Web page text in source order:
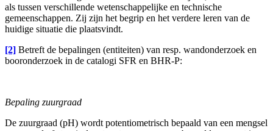
als tussen verschillende wetenschappelijke en technische
gemeenschappen. Zij zijn het begrip en het verdere leren van de
huidige situatie die plaatsvindt.
[2] Betreft de bepalingen (entiteiten) van resp. wandonderzoek en
booronderzoek in de catalogi SFR en BHR-P:
Bepaling zuurgraad
De zuurgraad (pH) wordt potentiometrisch bepaald van een mengsel